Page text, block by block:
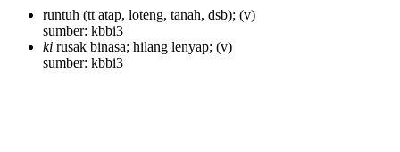
runtuh (tt atap, loteng, tanah, dsb); (v)
sumber: kbbi3
ki rusak binasa; hilang lenyap; (v)
sumber: kbbi3